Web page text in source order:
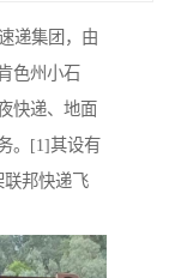
递集团，由
色州小石
快递、地面
。[1]其设有
联邦快递飞